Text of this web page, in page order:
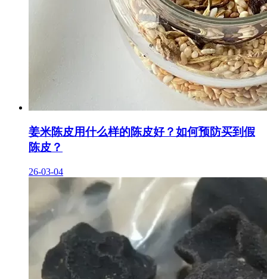
姜米陈皮用什么样的陈皮好？如何预防买到假
陈皮？
26-03-04